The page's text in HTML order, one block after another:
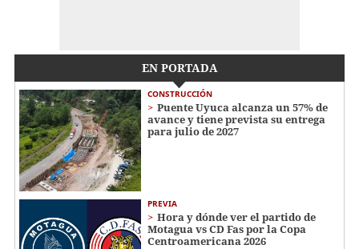
EN PORTADA
CONSTRUCCIÓN
Puente Uyuca alcanza un 57% de
avance y tiene prevista su entrega
para julio de 2027
PREVIA
Hora y dónde ver el partido de
Motagua vs CD Fas por la Copa
Centroamericana 2026